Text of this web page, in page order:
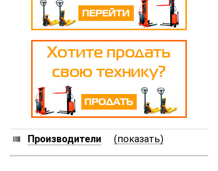
Производители (показать)